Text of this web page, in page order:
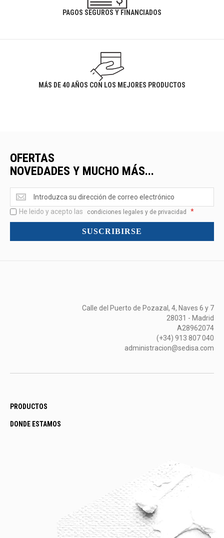
PAGOS SEGUROS Y FINANCIADOS
MÁS DE 40 AÑOS CON LOS MEJORES PRODUCTOS
OFERTAS
NOVEDADES Y MUCHO MÁS...
Ofertas
<br>Novedades
y
mucho
He leido y acepto las condiciones legales y de privacidad *
SUSCRIBIRSE
Calle del Puerto de Pozazal, 4, Naves 6 y 7
28031 - Madrid
A28962074
(+34) 913 807 040
administracion@sedisa.com
PRODUCTOS
DONDE ESTAMOS